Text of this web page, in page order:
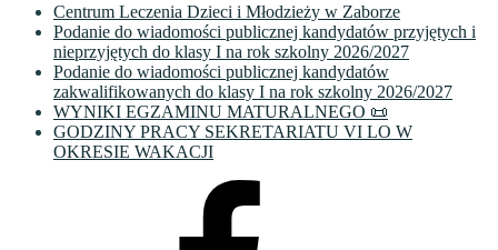
Centrum Leczenia Dzieci i Młodzieży w Zaborze
Podanie do wiadomości publicznej kandydatów przyjętych i
nieprzyjętych do klasy I na rok szkolny 2026/2027
Podanie do wiadomości publicznej kandydatów
zakwalifikowanych do klasy I na rok szkolny 2026/2027
WYNIKI EGZAMINU MATURALNEGO 📜
GODZINY PRACY SEKRETARIATU VI LO W
OKRESIE WAKACJI